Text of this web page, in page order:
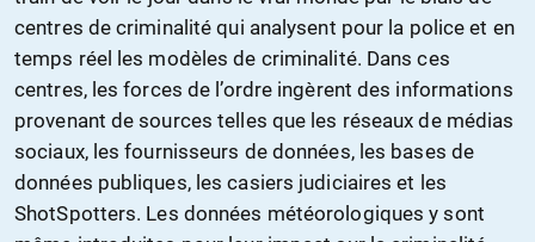
centres de criminalité qui analysent pour la police et en
temps réel les modèles de criminalité. Dans ces
centres, les forces de l’ordre ingèrent des informations
provenant de sources telles que les réseaux de médias
sociaux, les fournisseurs de données, les bases de
données publiques, les casiers judiciaires et les
ShotSpotters. Les données météorologiques y sont